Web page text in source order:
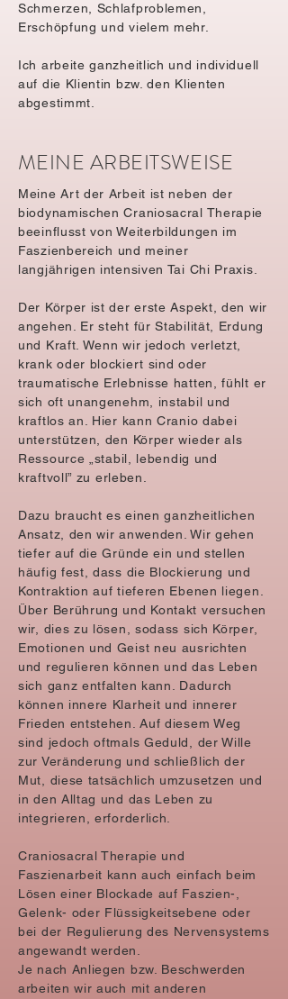
Schmerzen, Schlafproblemen,
Erschöpfung und vielem mehr.
Ich arbeite ganzheitlich und individuell
auf die Klientin bzw. den Klienten
abgestimmt.
MEINE ARBEITSWEISE
​Meine Art der Arbeit ist neben der
biodynamischen Craniosacral Therapie
beeinflusst von Weiterbildungen im
Faszienbereich und meiner
langjährigen intensiven Tai Chi Praxis.
Der Körper ist der erste Aspekt, den wir
angehen. Er steht für Stabilität, Erdung
und Kraft. Wenn wir jedoch verletzt,
krank oder blockiert sind oder
traumatische Erlebnisse hatten, fühlt er
sich oft unangenehm, instabil und
kraftlos an. Hier kann Cranio dabei
unterstützen, den Körper wieder als
Ressource „ stabil lebendig und
kraftvoll” zu erleben.
Dazu braucht es einenganzheitlichen
Ansatz, den wir anwenden. Wir gehen
tiefer auf die Gründe ein und stellen
häufig fest, dass die Blockierung und
Kontraktion auf tieferen Ebenen liegen.
Über Berührung und Kontakt versuchen
wir, dies zu lösen, sodass sich Körper,
Emotionen und Geist neu ausrichten
und regulieren können und das Leben
sich ganz entfalten kann. Dadurch
können innere Klarheit und innerer
Frieden entstehen. Auf diesem Weg
sind jedoch oftmals Geduld, der Wille
zur Veränderung und schließlich der
Mut, diese tatsächlich umzusetzen und
in den Alltag und das Leben zu
integrieren, erforderlich.
Craniosacral Therapie und
Faszienarbeit kann auch einfach beim
Lösen einer Blockade auf Faszien-,
Gelenk- oder Flüssigkeitsebene oder
bei der Regulierung des Nervensystems
angewandt werden.
Je nach Anliegen bzw. Beschwerden
arbeiten wir auch mit anderen